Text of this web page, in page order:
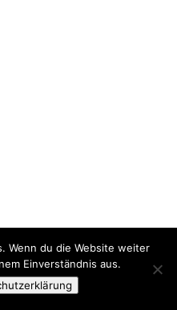
Wenn du die Website weiter
Einverständnis aus.